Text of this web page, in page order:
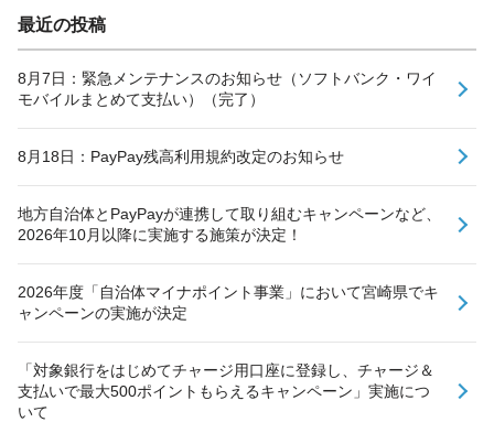
最近の投稿
8月7日：緊急メンテナンスのお知らせ（ソフトバンク・ワイ
モバイルまとめて支払い）（完了）
8月18日：PayPay残高利用規約改定のお知らせ
地方自治体とPayPayが連携して取り組むキャンペーンなど、
2026年10月以降に実施する施策が決定！
2026年度「自治体マイナポイント事業」において宮崎県でキ
ャンペーンの実施が決定
「対象銀行をはじめてチャージ用口座に登録し、チャージ＆
支払いで最大500ポイントもらえるキャンペーン」実施につ
いて